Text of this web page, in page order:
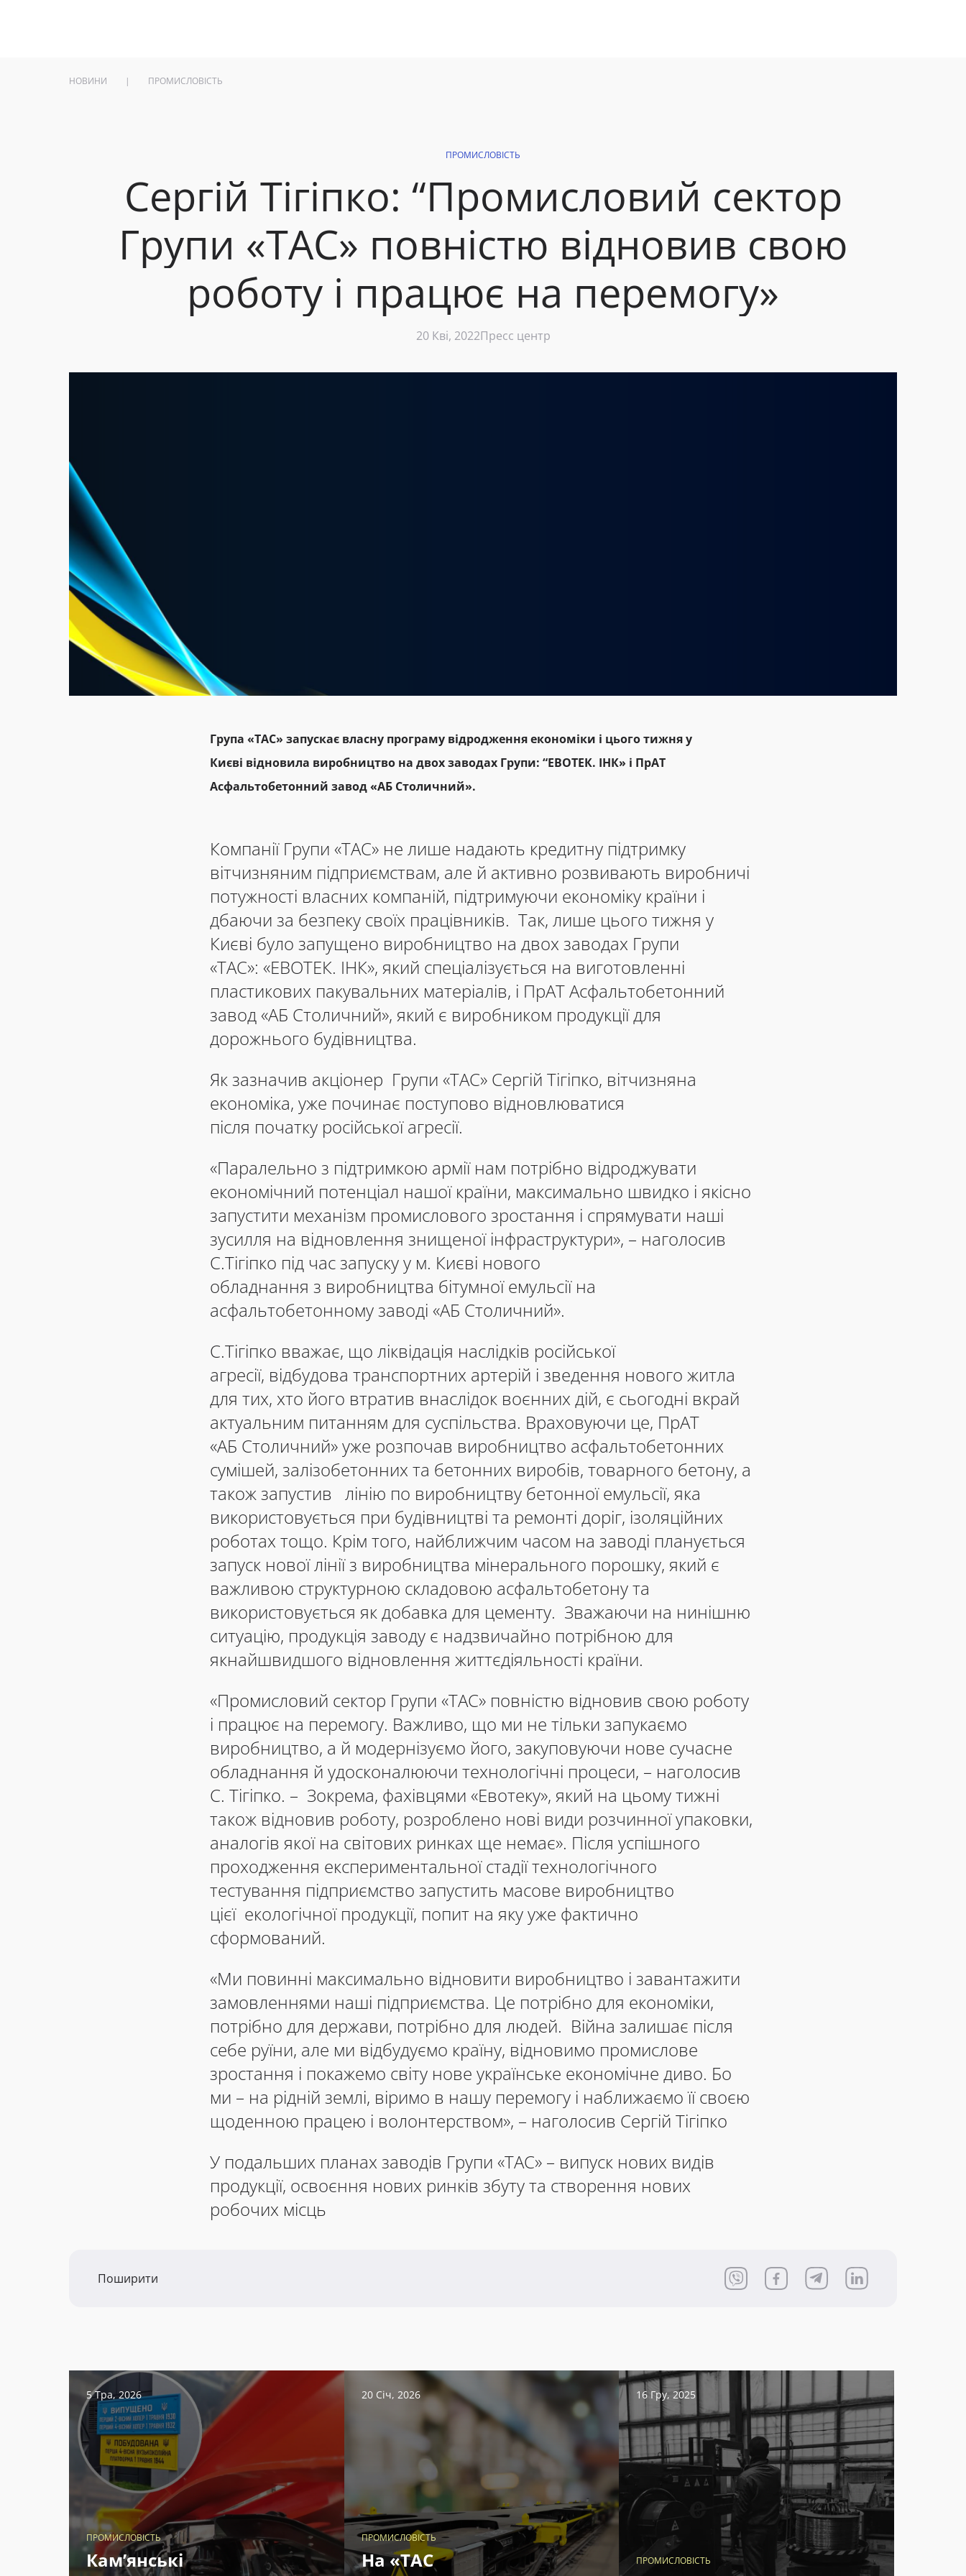
НОВИНИ | ПРОМИСЛОВІСТЬ
ПРОМИСЛОВІСТЬ
Сергій Тігіпко: “Промисловий сектор
Групи «ТАС» повністю відновив свою
роботу і працює на перемогу»
20 Кві, 2022Пресс центр
Група «ТАС» запускає власну програму відродження економіки і цього тижня у
Києві відновила виробництво на двох заводах Групи: “ЕВОТЕК. ІНК» і ПрАТ
Асфальтобетонний завод «АБ Столичний».
Компанії Групи «ТАС» не лише надають кредитну підтримку
вітчизняним підприємствам, але й активно розвивають виробничі
потужності власних компаній, підтримуючи економіку країни і
дбаючи за безпеку своїх працівників. Так, лише цього тижня у
Києві було запущено виробництво на двох заводах Групи
«ТАС»: «ЕВОТЕК. ІНК», який спеціалізується на виготовленні
пластикових пакувальних матеріалів, і ПрАТ Асфальтобетонний
завод «АБ Столичний», який є виробником продукції для
дорожнього будівництва.
Як зазначив акціонер Групи «ТАС» Сергій Тігіпко, вітчизняна
економіка, уже починає поступово відновлюватися
після початку російської агресії.
«Паралельно з підтримкою армії нам потрібно відроджувати
економічний потенціал нашої країни, максимально швидко і якісно
запустити механізм промислового зростання і спрямувати наші
зусилля на відновлення знищеної інфраструктури», – наголосив
С.Тігіпко під час запуску у м. Києві нового
обладнання з виробництва бітумної емульсії на
асфальтобетонному заводі «АБ Столичний».
С.Тігіпко вважає, що ліквідація наслідків російської
агресії, відбудова транспортних артерій і зведення нового житла
для тих, хто його втратив внаслідок воєнних дій, є сьогодні вкрай
актуальним питанням для суспільства. Враховуючи це, ПрАТ
«АБ Столичний» уже розпочав виробництво асфальтобетонних
сумішей, залізобетонних та бетонних виробів, товарного бетону, а
також запустив лінію по виробництву бетонної емульсії, яка
використовується при будівництві та ремонті доріг, ізоляційних
роботах тощо. Крім того, найближчим часом на заводі планується
запуск нової лінії з виробництва мінерального порошку, який є
важливою структурною складовою асфальтобетону та
використовується як добавка для цементу. Зважаючи на нинішню
ситуацію, продукція заводу є надзвичайно потрібною для
якнайшвидшого відновлення життєдіяльності країни.
«Промисловий сектор Групи «ТАС» повністю відновив свою роботу
і працює на перемогу. Важливо, що ми не тільки запукаємо
виробництво, а й модернізуємо його, закуповуючи нове сучасне
обладнання й удосконалюючи технологічні процеси, – наголосив
С. Тігіпко. – Зокрема, фахівцями «Евотеку», який на цьому тижні
також відновив роботу, розроблено нові види розчинної упаковки,
аналогів якої на світових ринках ще немає». Після успішного
проходження експериментальної стадії технологічного
тестування підприємство запустить масове виробництво
цієї екологічної продукції, попит на яку уже фактично
сформований.
«Ми повинні максимально відновити виробництво і завантажити
замовленнями наші підприємства. Це потрібно для економіки,
потрібно для держави, потрібно для людей. Війна залишає після
себе руїни, але ми відбудуємо країну, відновимо промислове
зростання і покажемо світу нове українське економічне диво. Бо
ми – на рідній землі, віримо в нашу перемогу і наближаємо її своєю
щоденною працею і волонтерством», – наголосив Сергій Тігіпко
У подальших планах заводів Групи «ТАС» – випуск нових видів
продукції, освоєння нових ринків збуту та створення нових
робочих місць
Поширити
5 Тра, 2026
ПРОМИСЛОВІСТЬ
Кам’янські
20 Січ, 2026
ПРОМИСЛОВІСТЬ
На «ТАС
16 Гру, 2025
ПРОМИСЛОВІСТЬ